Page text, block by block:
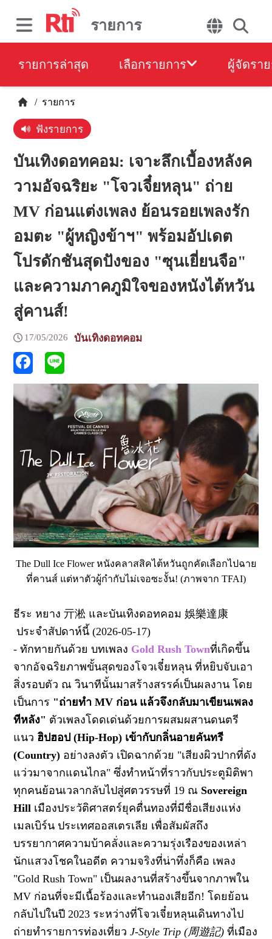
รายการ
รายการล่าสุด เลือกรายการ ผู้จัดรา
/ รายการ
ฟังรายการ
บันเทิงดอทคอม: เจาะลึกเบื้องหลังค
วามอัจฉริยะ "โจวเจี๋ยหลุน" ถ่าย
MV ก่อนแต่งเพลง ย้อนรอยเพลงรัก
อมตะ "ผู้หญิงข้าฯ" พร้อมอัปเดต
โปรดักชันสุดปังของ "ซุนเยี่ยนจือ"
และความภาคภูมิใจของหนังไต้หวัน
สู่คานส์!
17/05/2026 บันเทิงดอทคอม
The Dull Ice Flower หนังคลาสสิคไต้หวันถูกคัดเลือกไปฉาย
ที่คานส์ แต่หาตัวผู้กำกับไม่เจอซะงั้น! (ภาพจาก TFAI)
ธีระ หยาง亓淞 และบันเทิงดอทคอม娛樂達康
ประจำสัปดาห์นี้ (2026-05-17)
- ทักทายกันด้วย บทเพลง Gold Rush Townที่เกิดขึ้น
จากอัจฉริยภาพขั้นสุดของโจวเจี๋ยหลุน ที่หยิบจับเอา
สิ่งรอบตัว ณ วินาทีนั้นมาสร้างสรรค์เป็นผลงาน โดย
เป็นการ "ถ่ายทำ MV ก่อน แล้วจึงกลับมาเขียนเพลง
ทีหลัง" ตัวเพลงโดดเด่นด้วยการผสมผสานดนตรี
แนว ฮิปฮอป (Hip-Hop) เข้ากับกลิ่นอายคันทรี
(Country) อย่างลงตัว เปิดฉากด้วย "เสียงผิวปากที่ดัง
แว่วมาจากแดนไกล" ซึ่งทำหน้าที่ราวกับประตูมิติพา
ทุกคนย้อนเวลากลับไปสู่ศตวรรษที่ 19 ณ Sovereign
Hill เมืองประวัติศาสตร์ยุคตื่นทองที่มีชื่อเสียงแห่ง
เมลเบิร์น ประเทศออสเตรเลีย เพื่อสัมผัสถึง
บรรยากาศความบ้าคลั่งและความรุ่งเรืองของเหล่า
นักแสวงโชคในอดีต ความจริงที่น่าทึ่งก็คือ เพลง
"Gold Rush Town" เป็นผลงานที่สร้างขึ้นจากภาพใน
MV ก่อนที่จะมีเนื้อร้องและทำนองเสียอีก! โดยย้อน
กลับไปในปี2023 ระหว่างที่โจวเจี๋ยหลุนเดินทางไป
ถ่ายทำรายการท่องเที่ยวJ-Style Trip (周遊記) ที่เมือง